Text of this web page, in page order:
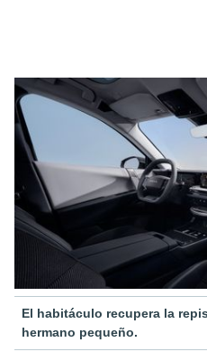
El habitáculo recupera la
hermano pequeño.